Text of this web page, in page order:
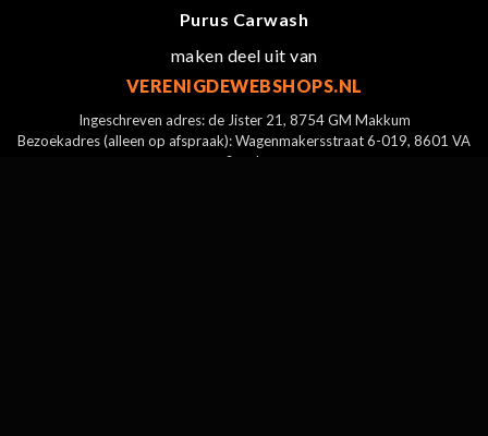
Purus Carwash
maken deel uit van
VERENIGDEWEBSHOPS.NL
Ingeschreven adres: de Jister 21, 8754 GM Makkum
Bezoekadres (alleen op afspraak): Wagenmakersstraat 6-019, 8601 VA
Sneek